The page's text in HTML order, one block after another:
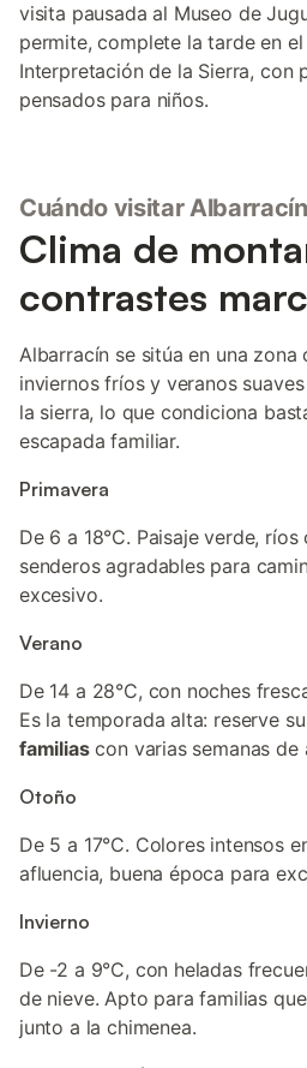
visita pausada al Museo de
permite, complete la tarde en
Interpretación de la Sierra, con
pensados para niños.
Cuándo visitar
Clima de
contrastes
Albarracín se sitúa en una
inviernos fríos y veranos
la sierra, lo que condiciona
escapada familiar.
Primavera
De 6 a 18°C. Paisaje verde,
senderos agradables para
excesivo.
Verano
De 14 a 28°C, con noches
Es la temporada alta: reserve
familiascon varias semanas de
Otoño
De 5 a 17°C. Colores intensos
afluencia, buena época para
Invierno
De -2 a 9°C, con heladas
de nieve. Apto para familias
junto a la chimenea.